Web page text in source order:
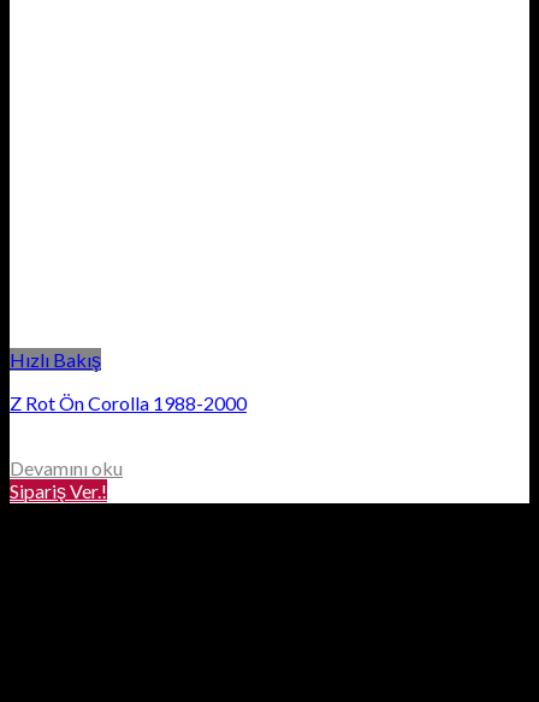
Hızlı Bakış
Z Rot Ön Corolla 1988-2000
Devamını oku
Sipariş Ver.!